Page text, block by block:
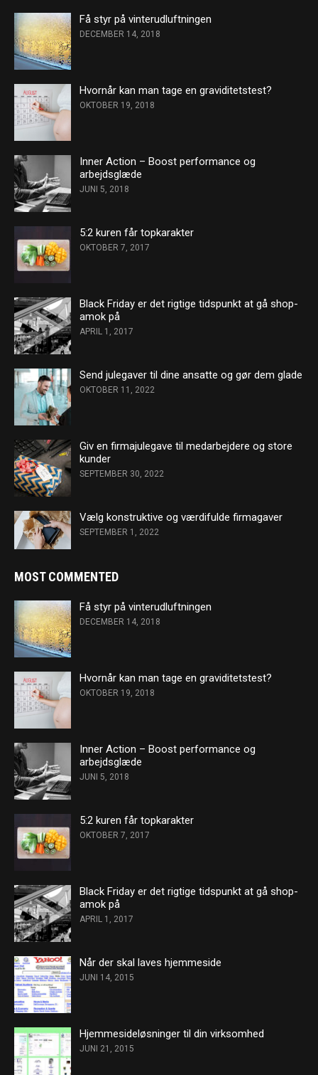
Få styr på vinterudluftningen
DECEMBER 14, 2018
Hvornår kan man tage en graviditetstest?
OKTOBER 19, 2018
Inner Action – Boost performance og
arbejdsglæde
JUNI 5, 2018
5:2 kuren får topkarakter
OKTOBER 7, 2017
Black Friday er det rigtige tidspunkt at gå shop-
amok på
APRIL 1, 2017
Send julegaver til dine ansatte og gør dem glade
OKTOBER 11, 2022
Giv en firmajulegave til medarbejdere og store
kunder
SEPTEMBER 30, 2022
Vælg konstruktive og værdifulde firmagaver
SEPTEMBER 1, 2022
MOST COMMENTED
Få styr på vinterudluftningen
DECEMBER 14, 2018
Hvornår kan man tage en graviditetstest?
OKTOBER 19, 2018
Inner Action – Boost performance og
arbejdsglæde
JUNI 5, 2018
5:2 kuren får topkarakter
OKTOBER 7, 2017
Black Friday er det rigtige tidspunkt at gå shop-
amok på
APRIL 1, 2017
Når der skal laves hjemmeside
JUNI 14, 2015
Hjemmesideløsninger til din virksomhed
JUNI 21, 2015